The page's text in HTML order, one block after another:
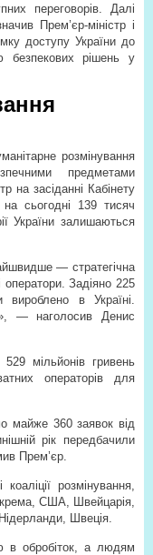
переговорів. Далі
Прем’єр-міністр і
доступу України до
рішень у
розмінування
предметами
на засіданні Кабінету
сьогодні 139 тисяч
України залишаються
— стратегічна
Задіяно 225
вироблено в Україні.
— наголосив Денис
мільйонів гривень
операторів для
майже 360 заявок від
рік передбачили
Прем’єр.
розмінування,
США, Швейцарія,
Швеція.
в обробіток, а людям